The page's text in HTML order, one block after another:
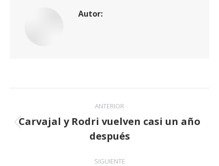
Autor:
Navegación
entre
publicaciones
ANTERIOR
Publicación
anterior:
Carvajal y Rodri vuelven casi un año
después
SIGUIENTE